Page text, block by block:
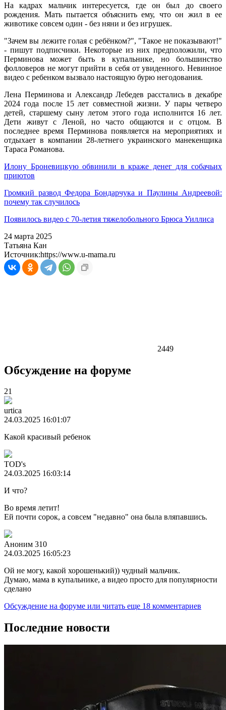
На кадрах мальчик интересуется, где он был до своего
рождения. Мать пытается объяснить ему, что он жил в ее
животике совсем один - без няни и без игрушек.
"Зачем вы лежите голая с ребёнком?", "Такое не показывают!"
- пишут подписчики. Некоторые из них предположили, что
Перминова может быть в купальнике, но большинство
фолловеров не могут прийти в себя от увиденного. Невинное
видео с ребенком вызвало настоящую бурю негодования.
Лена Перминова и Александр Лебедев расстались в декабре
2024 года после 15 лет совместной жизни. У пары четверо
детей, старшему сыну летом этого года исполнится 16 лет.
Дети живут с Леной, но часто общаются и с отцом. В
последнее время Перминова появляется на мероприятиях и
отдыхает в компании 28-летнего украинского манекенщика
Тараса Романова.
Илону Броневицкую обвинили в краже денег для собачьих
приютов
Громкий развод Федора Бондарчука и Паулины Андреевой:
почему так случилось
Появилось видео с 70-летия тяжелобольного Брюса Уиллиса
24 марта 2025
Татьяна Кан
Источник:https://www.u-mama.ru
2449
Обсуждение на форуме
21
urtica
24.03.2025 16:01:07
Какой красивый ребенок
TOD's
24.03.2025 16:03:14
И что?
Во время летит!
Ей почти сорок, а совсем "недавно" она была вляпавшись.
Аноним 310
24.03.2025 16:05:23
Ой не могу, какой хорошенький)) чудный мальчик.
Думаю, мама в купальнике, а видео просто для популярности
сделано
Обсуждение на форуме или читать еще 18 комментариев
Последние новости